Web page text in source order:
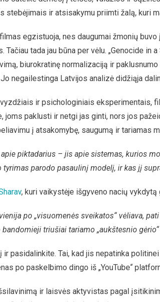
stebėjimais ir atsisakymu priimti žalą, kuri
egzistuoja, nes daugumai žmonių
Tačiau tada jau būna per vėlu. „Genocide in
biurokratinę normalizaciją ir
negailestinga Latvijos analizė didžiąja
ir psichologiniais eksperimentais,
paklusti ir netgi jas ginti, nors jos
į atsakomybę, saugumą ir tariamas
piktadarius – jis apie sistemas, kurios
parodo pasaulinį modelį, ir kas jį
, kuri vaikystėje išgyveno nacių vykdytą
po „visuomenės sveikatos“ vėliava,
triušiai tariamo „aukštesnio gėrio“
pasidalinkite. Tai, kad jis nepatinka
po paskelbimo dingo iš „YouTube“
ir laisvės aktyvistas pagal